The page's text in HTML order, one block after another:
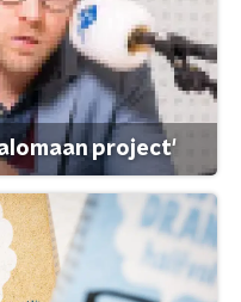
project'